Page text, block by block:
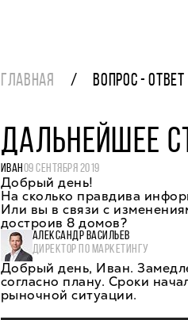
ГЛАВНАЯ ВОПРОС - ОТВЕТ
ДАЛЬНЕЙШЕЕ
ИВАН09 СЕНТЯБРЯ 2019
Добрый день!
На сколько правдива
Или вы в связи с
достроив 8 домов?
АЛЕКСАНДР ВАСИЛЬЕВ
ДИРЕКТОР ПО МАРКЕТИНГУ
Добрый день, Иван.
согласно плану. Сроки
рыночной ситуации.